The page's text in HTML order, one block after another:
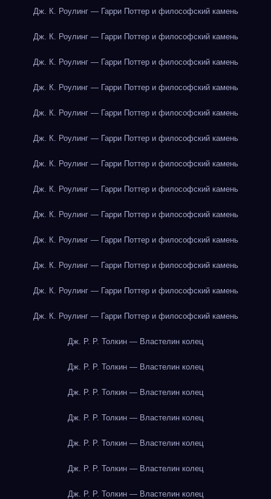
Дж. К. Роулинг — Гарри Поттер и философский камень
Дж. К. Роулинг — Гарри Поттер и философский камень
Дж. К. Роулинг — Гарри Поттер и философский камень
Дж. К. Роулинг — Гарри Поттер и философский камень
Дж. К. Роулинг — Гарри Поттер и философский камень
Дж. К. Роулинг — Гарри Поттер и философский камень
Дж. К. Роулинг — Гарри Поттер и философский камень
Дж. К. Роулинг — Гарри Поттер и философский камень
Дж. К. Роулинг — Гарри Поттер и философский камень
Дж. К. Роулинг — Гарри Поттер и философский камень
Дж. К. Роулинг — Гарри Поттер и философский камень
Дж. К. Роулинг — Гарри Поттер и философский камень
Дж. К. Роулинг — Гарри Поттер и философский камень
Дж. Р. Р. Толкин — Властелин колец
Дж. Р. Р. Толкин — Властелин колец
Дж. Р. Р. Толкин — Властелин колец
Дж. Р. Р. Толкин — Властелин колец
Дж. Р. Р. Толкин — Властелин колец
Дж. Р. Р. Толкин — Властелин колец
Дж. Р. Р. Толкин — Властелин колец